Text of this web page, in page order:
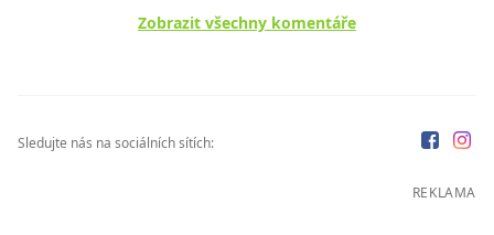
Zobrazit všechny komentáře
Sledujte nás na sociálních sítích:
REKLAMA